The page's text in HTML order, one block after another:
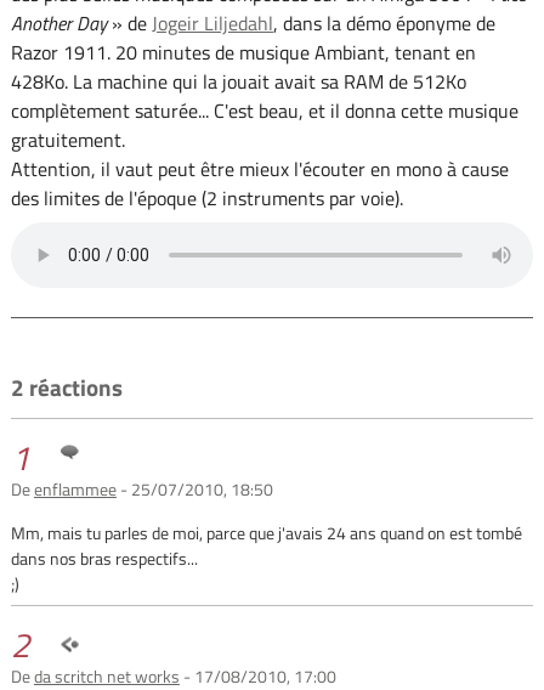
Another Day» deJogeir Liljedahl, dans la démo éponyme de
Razor 1911. 20 minutes de musique Ambiant, tenant en
428Ko. La machine qui la jouait avait sa RAM de 512Ko
complètement saturée... C'est beau, et il donna cette musique
gratuitement.
Attention, il vaut peut être mieux l'écouter en mono à cause
des limites de l'époque (2 instruments par voie).
2 réactions
1
Deenflammee- 25/07/2010, 18:50
Mm, mais tu parles de moi, parce que j'avais 24 ans quand on est tombé
dans nos bras respectifs...
;)
2
Deda scritch net works - 17/08/2010, 17:00